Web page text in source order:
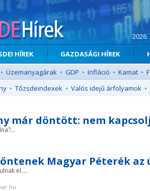
2026.
HÍREK GAZDASÁGI HÍREK
• Üzemanyagárak • GDP • Infláció • Kamat •
• Tőzsdeindexek • Valós idejű árfolyamok •
már döntött: nem
Magyar Péterék az
el....